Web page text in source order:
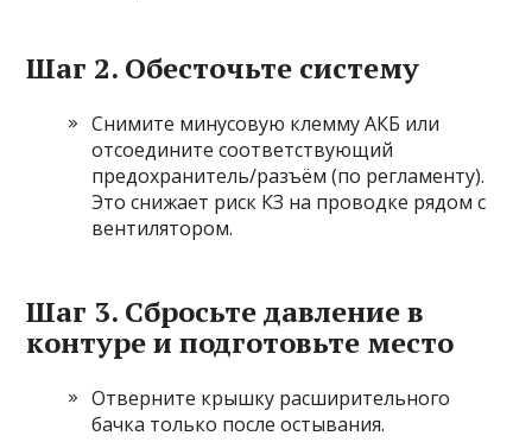
Шаг 2. Обесточьте систему
Снимите минусовую клемму АКБ или
отсоедините соответствующий
предохранитель/разъём (по регламенту).
Это снижает риск КЗ на проводке рядом с
вентилятором.
Шаг 3. Сбросьте давление в
контуре и подготовьте место
Отверните крышку расширительного
бачка только после остывания.